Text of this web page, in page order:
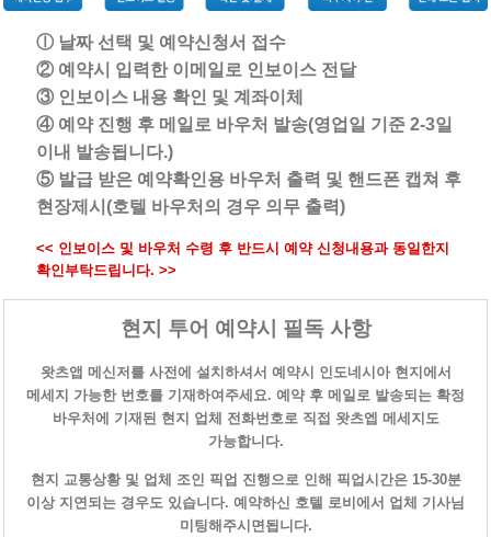
ⓛ 날짜 선택 및 예약신청서 접수
② 예약시 입력한 이메일로 인보이스 전달
③ 인보이스 내용 확인 및 계좌이체
④ 예약 진행 후 메일로 바우처 발송(영업일 기준 2-3일
이내 발송됩니다.)
⑤ 발급 받은 예약확인용 바우처 출력 및 핸드폰 캡쳐 후
현장제시(호텔 바우처의 경우 의무 출력)
<< 인보이스 및 바우처 수령 후 반드시 예약 신청내용과 동일한지
확인부탁드립니다. >>
현지 투어 예약시 필독 사항
왓츠앱 메신저를 사전에 설치하셔서 예약시 인도네시아 현지에서
메세지 가능한 번호를 기재하여주세요. 예약 후 메일로 발송되는 확정
바우처에 기재된 현지 업체 전화번호로 직접 왓츠엡 메세지도
가능합니다.
현지 교통상황 및 업체 조인 픽업 진행으로 인해 픽업시간은 15-30분
이상 지연되는 경우도 있습니다. 예약하신 호텔 로비에서 업체 기사님
미팅해주시면됩니다.